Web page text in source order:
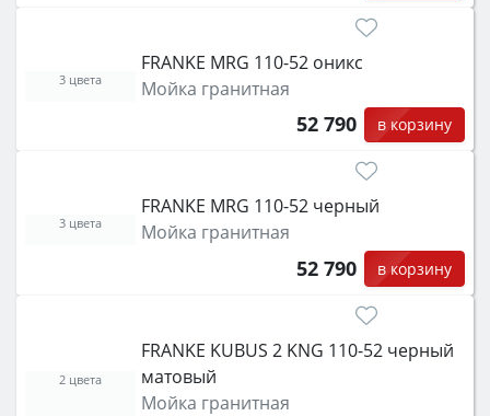
FRANKE MRG 110-52 оникс
Мойка гранитная
52 790 в корзину
3 цвета
FRANKE MRG 110-52 черный
Мойка гранитная
52 790 в корзину
3 цвета
FRANKE KUBUS 2 KNG 110-52 черный
матовый
Мойка гранитная
2 цвета